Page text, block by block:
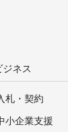
ジネス
札・契約
小企業支援